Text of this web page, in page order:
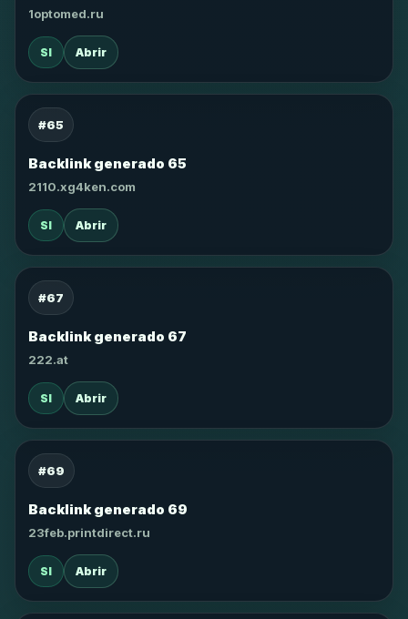
1optomed.ru
SI Abrir
#65
Backlink generado 65
2110.xg4ken.com
SI Abrir
#67
Backlink generado 67
222.at
SI Abrir
#69
Backlink generado 69
23feb.printdirect.ru
SI Abrir